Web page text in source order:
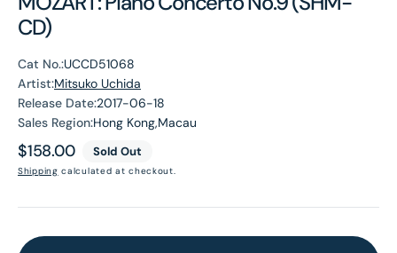
CD)
Cat No.:UCCD51068
Artist:Mitsuko Uchida
Release Date:2017-06-18
Sales Region:Hong Kong,Macau
Regular
price
$158.00 Sold Out
Shipping calculated at checkout.